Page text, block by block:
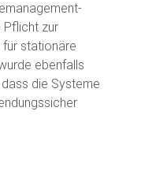
Pflicht zur
für stationäre
ebenfalls
die Systeme